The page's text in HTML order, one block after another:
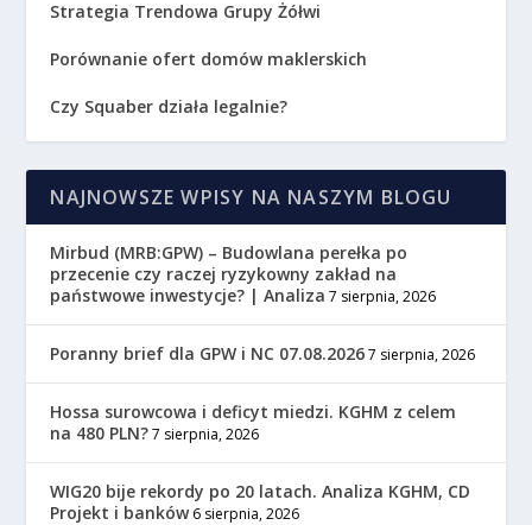
Strategia Trendowa Grupy Żółwi
Porównanie ofert domów maklerskich
Czy Squaber działa legalnie?
NAJNOWSZE WPISY NA NASZYM BLOGU
Mirbud (MRB:GPW) – Budowlana perełka po
przecenie czy raczej ryzykowny zakład na
państwowe inwestycje? | Analiza 7 sierpnia, 2026
Poranny brief dla GPW i NC 07.08.2026 7 sierpnia, 2026
Hossa surowcowa i deficyt miedzi. KGHM z celem
na 480 PLN? 7 sierpnia, 2026
WIG20 bije rekordy po 20 latach. Analiza KGHM, CD
Projekt i banków 6 sierpnia, 2026